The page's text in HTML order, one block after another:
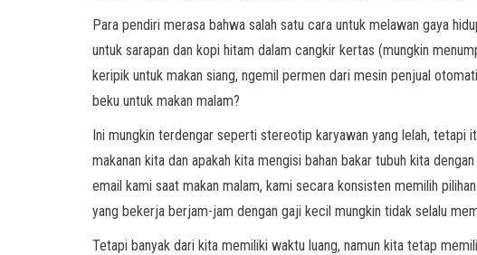
Para pendiri merasa bahwa salah satu cara untuk melawan gaya
untuk sarapan dan kopi hitam dalam cangkir kertas (mungkin
keripik untuk makan siang, ngemil permen dari mesin penjual
beku untuk makan malam?
Ini mungkin terdengar seperti stereotip karyawan yang lelah, tetapi
makanan kita dan apakah kita mengisi bahan bakar tubuh kita
email kami saat makan malam, kami secara konsisten memilih
yang bekerja berjam-jam dengan gaji kecil mungkin tidak selalu
Tetapi banyak dari kita memiliki waktu luang, namun kita tetap